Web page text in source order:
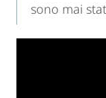
sono mai